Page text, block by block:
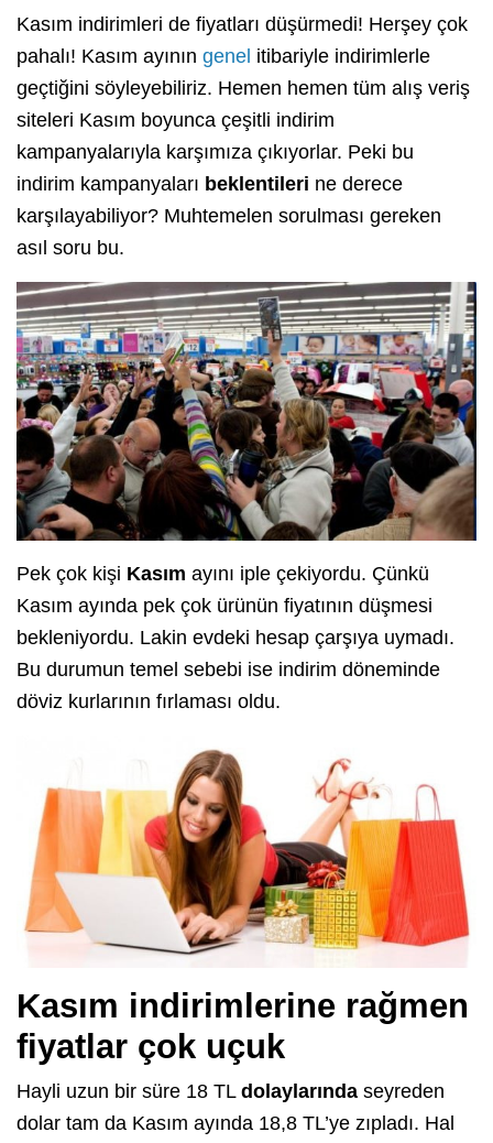
Kasım indirimleri de fiyatları düşürmedi! Herşey çok
pahalı! Kasım ayının genel itibariyle indirimlerle
geçtiğini söyleyebiliriz. Hemen hemen tüm alış veriş
siteleri Kasım boyunca çeşitli indirim
kampanyalarıyla karşımıza çıkıyorlar. Peki bu
indirim kampanyaları beklentileri ne derece
karşılayabiliyor? Muhtemelen sorulması gereken
asıl soru bu.
Pek çok kişi Kasım ayını iple çekiyordu. Çünkü
Kasım ayında pek çok ürünün fiyatının düşmesi
bekleniyordu. Lakin evdeki hesap çarşıya uymadı.
Bu durumun temel sebebi ise indirim döneminde
döviz kurlarının fırlaması oldu.
Kasım indirimlerine rağmen
fiyatlar çok uçuk
Hayli uzun bir süre 18 TL dolaylarında seyreden
dolar tam da Kasım ayında 18,8 TL’ye zıpladı. Hal